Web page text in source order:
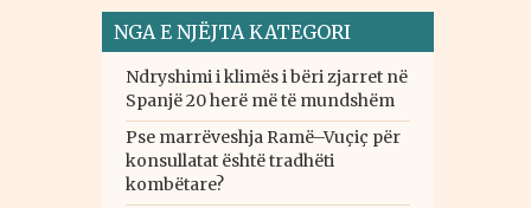
NGA E NJËJTA KATEGORI
Ndryshimi i klimës i bëri zjarret në
Spanjë 20 herë më të mundshëm
Pse marrëveshja Ramë–Vuçiç për
konsullatat është tradhëti
kombëtare?